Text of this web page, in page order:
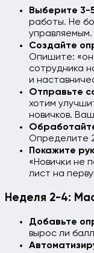
Выберите 3-
работы. Не
управляемым.
Создайте
Опишите:
сотрудника
и
Отправьте
хотим
новичков.
Определите
Покажите
«Новички не
лист на
Неделя 2-4:
Добавьте
вырос ли